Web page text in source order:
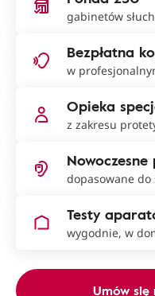
gabinetów
Bezpłatna
w
Opieka
z zakresu
dopasowane do
Testy
wygodnie, w
Umów się